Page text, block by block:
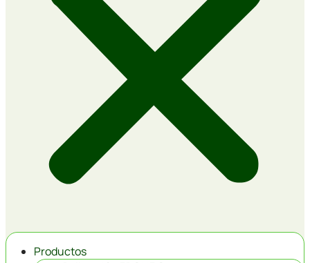
Productos